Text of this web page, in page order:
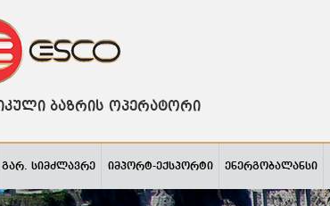
ბაზრის ოპერატორი
გარ. სიმძლავრე იმპორტ-ექსპორტი ენერგობალანსი